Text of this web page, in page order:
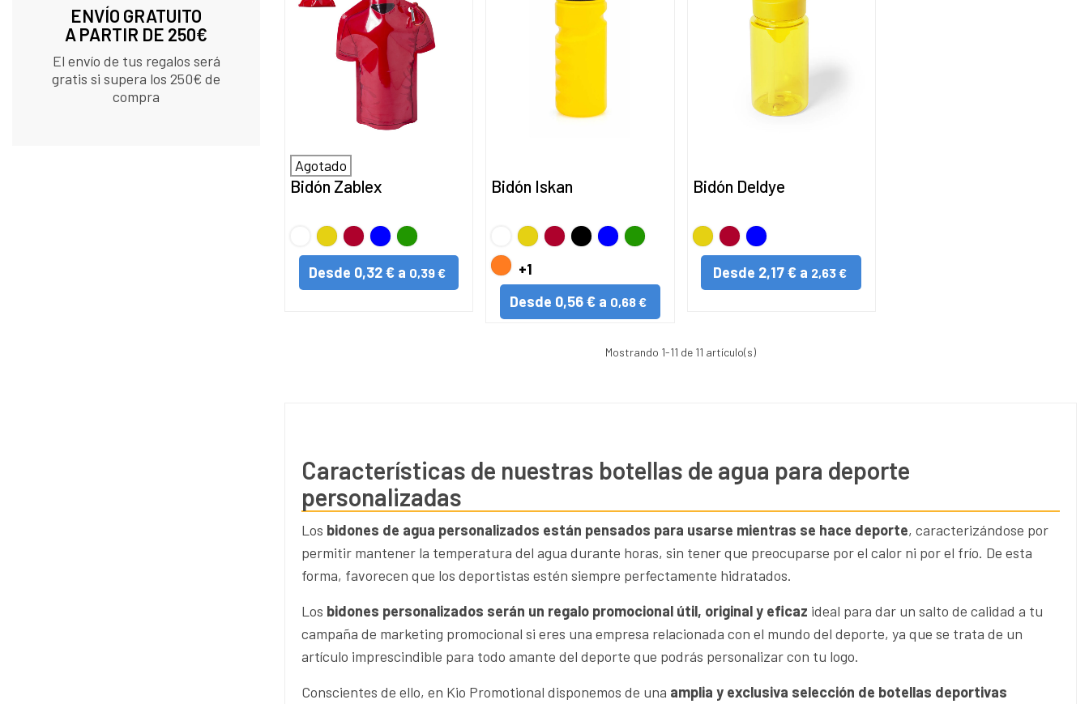
ENVÍO GRATUITO
A PARTIR DE 250€
El envío de tus regalos será
gratis si supera los 250€ de
compra
Agotado
Bidón Zablex
BLANCO
Amarillo
Rojo AZULVERDE
Desde 0,32 € a 0,39 €
Bidón Iskan
BLANCO
Amarillo
RojoNegroAZULVERDE
NARANJA
+1
Desde 0,56 € a 0,68 €
Bidón Deldye
Amarillo
Rojo AZUL
Desde 2,17 € a 2,63 €
Mostrando 1-11 de 11 artículo(s)
Características de nuestras botellas de agua para deporte
personalizadas
Los bidones de agua personalizados están pensados para usarse mientras se hace deporte, caracterizándose por
permitir mantener la temperatura del agua durante horas, sin tener que preocuparse por el calor ni por el frío. De esta
forma, favorecen que los deportistas estén siempre perfectamente hidratados.
Los bidones personalizados serán un regalo promocional útil, original y eficaz ideal para dar un salto de calidad a tu
campaña de marketing promocional si eres una empresa relacionada con el mundo del deporte, ya que se trata de un
artículo imprescindible para todo amante del deporte que podrás personalizar con tu logo.
Conscientes de ello, en Kio Promotional disponemos de una amplia y exclusiva selección de botellas deportivas